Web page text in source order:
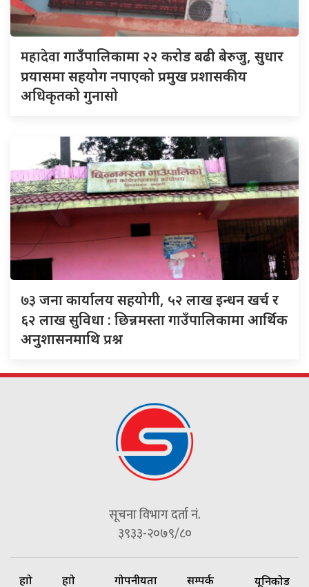
महादेवागाउँपालिकामा २२ करोड बढी बेरुजु, सुधार
प्रयासमा सहयोग नपाएको प्रमुख प्रशासकीय
अधिकृतको गुनासो
७३ जना कार्यालय सहयोगी, ५२ लाख इन्धन खर्च र
६२ लाख सुविधा : छिन्नमस्ता गाउँपालिकामा आर्थिक
अनुशासनमाथि प्रश्न
सूचना विभाग दर्ता नं.
३९३३-२०७९/८०
हाम्रो हाम्रो गोपनीयता सम्पर्क यूनिकोड